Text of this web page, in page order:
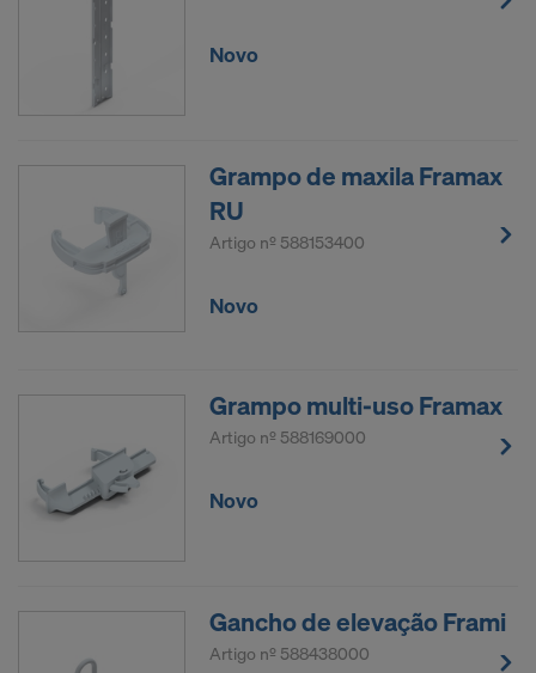
Novo
Grampo de maxila Framax
RU
Artigo nº 588153400
Novo
Grampo multi-uso Framax
Artigo nº 588169000
Novo
Gancho de elevação Frami
Artigo nº 588438000